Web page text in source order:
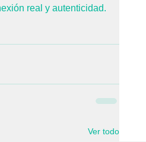
real y autenticidad.
Ver todo